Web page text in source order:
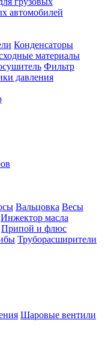
автомобилей
Конденсаторы
материалы
Фильтр
давления
Вальцовка Весы
Инжектор масла
Припой и флюс
Труборасширители
Шаровые вентили